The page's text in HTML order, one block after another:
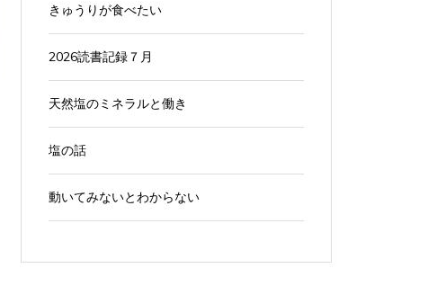
きゅうりが食べたい
2026読書記録７月
天然塩のミネラルと働き
塩の話
動いてみないとわからない